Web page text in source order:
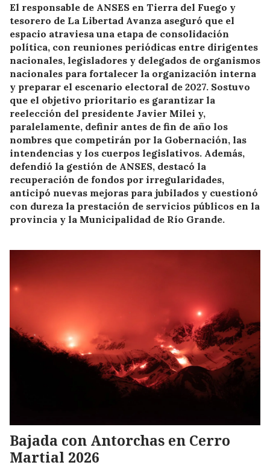
El responsable de ANSES en Tierra del Fuego y
tesorero de La Libertad Avanza aseguró que el
espacio atraviesa una etapa de consolidación
política, con reuniones periódicas entre dirigentes
nacionales, legisladores y delegados de organismos
nacionales para fortalecer la organización interna
y preparar el escenario electoral de 2027. Sostuvo
que el objetivo prioritario es garantizar la
reelección del presidente Javier Milei y,
paralelamente, definir antes de fin de año los
nombres que competirán por la Gobernación, las
intendencias y los cuerpos legislativos. Además,
defendió la gestión de ANSES, destacó la
recuperación de fondos por irregularidades,
anticipó nuevas mejoras para jubilados y cuestionó
con dureza la prestación de servicios públicos en la
provincia y la Municipalidad de Río Grande.
Bajada con Antorchas en Cerro
Martial 2026